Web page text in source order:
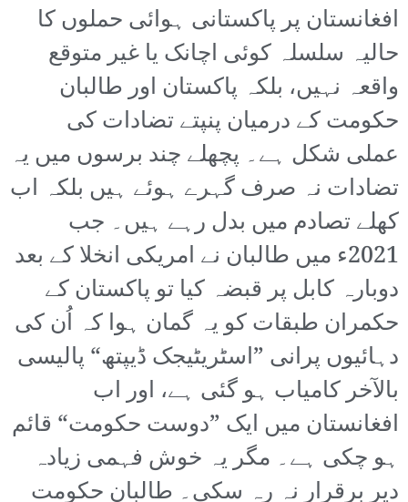
افغانستان پر پاکستانی ہوائی حملوں کا
حالیہ سلسلہ کوئی اچانک یا غیر متوقع
واقعہ نہیں، بلکہ پاکستان اور طالبان
حکومت کے درمیان پنپتے تضادات کی
عملی شکل ہے۔ پچھلے چند برسوں میں یہ
تضادات نہ صرف گہرے ہوئے ہیں بلکہ اب
کھلے تصادم میں بدل رہے ہیں۔ جب
2021ء میں طالبان نے امریکی انخلا کے بعد
دوبارہ کابل پر قبضہ کیا تو پاکستان کے
حکمران طبقات کو یہ گمان ہوا کہ اُن کی
دہائیوں پرانی ”اسٹریٹیجک ڈیپتھ“ پالیسی
بالآخر کامیاب ہو گئی ہے، اور اب
افغانستان میں ایک ”دوست حکومت“ قائم
ہو چکی ہے۔ مگر یہ خوش فہمی زیادہ
دیر برقرار نہ رہ سکی۔ طالبان حکومت